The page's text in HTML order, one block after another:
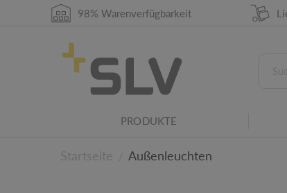
98% Warenverfügbarkeit
PRODUKTE
Außenleuchten
Die IP-Schutzart gibt die Eignung
Umgebungsbedingungen an.
Der IK-Stoßfestigkeitsgrad ist ein Maß
elektrischer Betriebsmittel gegen,
Stoßbeanspruchung.
Leuchtenfamilie